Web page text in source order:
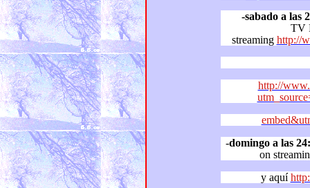
-sabado a las
TV
streaming http://
http://
-domingo a las
on
y aquí